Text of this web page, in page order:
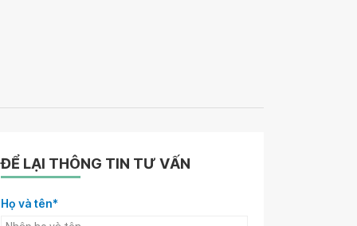
ĐỂ LẠI THÔNG TIN TƯ VẤN
Họ và tên*